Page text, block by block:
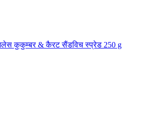
कुकुम्बर & कैरट सैंडविच स्प्रेड 250 g